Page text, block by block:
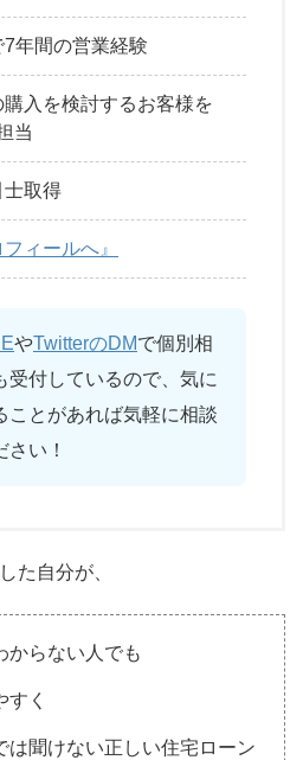
年間の営業経験
入を検討するお客様を
当
士取得
フィールへ』
やTwitterのDMで個別相
受付しているので、気に
ことがあれば気軽に相談
さい！
た自分が、
からない人でも
すく
は聞けない正しい住宅ローン